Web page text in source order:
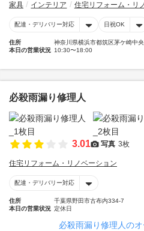
家具 インテリア 住宅リフォーム・リ
配達・デリバリー対応 日祝OK
住所
神奈川県横浜市都筑区茅ケ崎中
本日の営業状況 10:30〜18:00
必殺雨漏り修理人
3.01 写真 3枚
住宅リフォーム・リノベーション
配達・デリバリー対応
住所
千葉県野田市古布内334-7
本日の営業状況 定休日
必殺雨漏り修理人の